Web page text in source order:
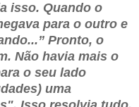
isso. Quando o
para o outro e
Pronto, o
Não havia mais o
o seu lado
uma